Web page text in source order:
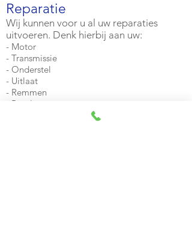
Reparatie
Wij kunnen voor u al uw reparaties
uitvoeren. Denk hierbij aan uw:
- Motor
- Transmissie
- Onderstel
- Uitlaat
- Remmen
- Banden